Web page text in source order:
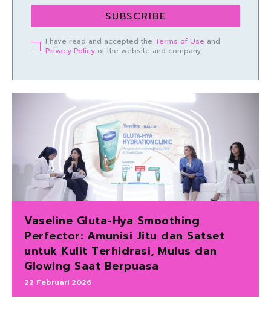
SUBSCRIBE
I have read and accepted the Terms of Use and
Privacy Policy of the website and company.
Vaseline Gluta-Hya Smoothing
Perfector: Amunisi Jitu dan Satset
untuk Kulit Terhidrasi, Mulus dan
Glowing Saat Berpuasa
22 Februari 2026